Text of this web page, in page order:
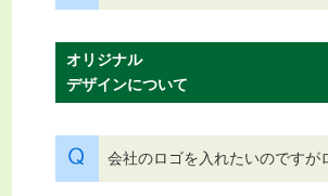
オリジナル
デザインについて
会社のロゴを入れたいのですが